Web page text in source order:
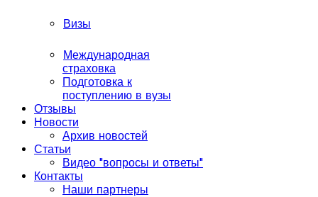
Визы
Международная
страховка
Подготовка к
поступлению в вузы
Отзывы
Новости
Архив новостей
Статьи
Видео "вопросы и ответы"
Контакты
Наши партнеры